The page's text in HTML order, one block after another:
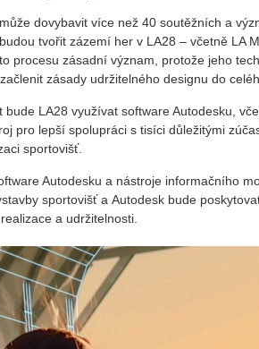
do­vy­ba­vit více než 40 sou­těž­ních a
tvo­řit zá­ze­mí her v LA28 – včet­ně LA
pro­ce­su zá­sad­ní vý­znam, pro­to­že jeho
zá­sa­dy udr­ži­tel­né­ho de­sig­nu do
bude LA28 vy­u­ží­vat soft­ware Au­to­de­s­ku,
pro lepší spo­lu­prá­ci s ti­sí­ci dů­le­ži­tý­mi
spor­to­višť.
Au­to­de­s­ku a ná­stro­je in­for­mač­ní­ho
spor­to­višť a Au­to­de­sk bude
a udr­ži­tel­nos­ti.